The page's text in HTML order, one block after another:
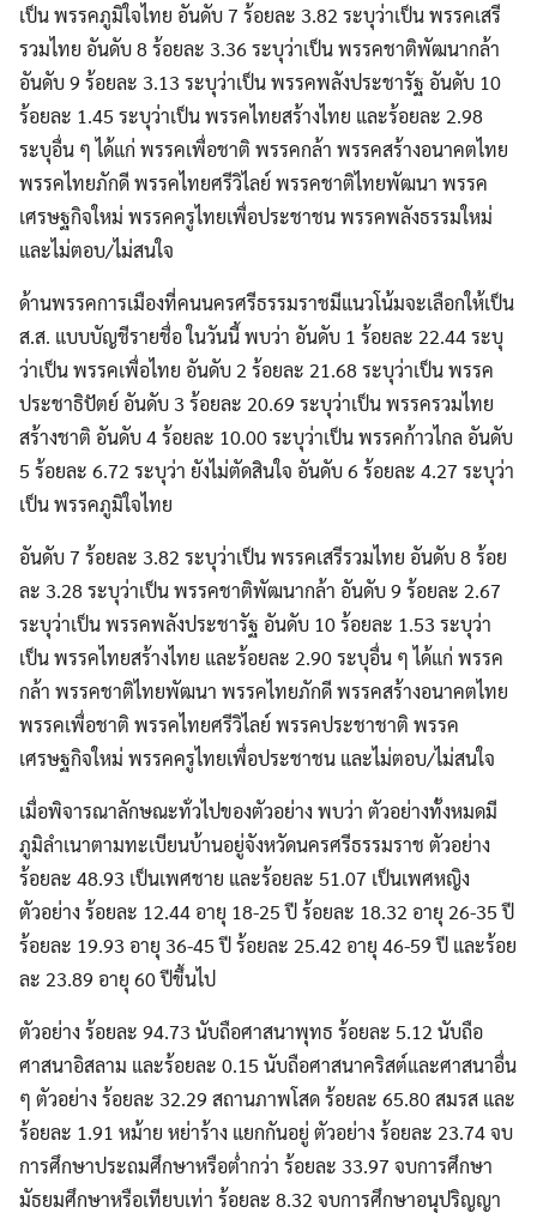
Search
เป็น พรรคภูมิใจไทย อันดับ 7 ร้อยละ 3.82 ระบุว่าเป็น พรรคเสรี
รวมไทย อันดับ 8 ร้อยละ 3.36 ระบุว่าเป็น พรรคชาติพัฒนากล้า
อันดับ 9 ร้อยละ 3.13 ระบุว่าเป็น พรรคพลังประชารัฐ อันดับ 10
ร้อยละ 1.45 ระบุว่าเป็น พรรคไทยสร้างไทย และร้อยละ 2.98
ระบุอื่น ๆ ได้แก่ พรรคเพื่อชาติ พรรคกล้า พรรคสร้างอนาคตไทย
พรรคไทยภักดี พรรคไทยศรีวิไลย์ พรรคชาติไทยพัฒนา พรรค
เศรษฐกิจใหม่ พรรคครูไทยเพื่อประชาชน พรรคพลังธรรมใหม่
และไม่ตอบ/ไม่สนใจ
ด้านพรรคการเมืองที่คนนครศรีธรรมราชมีแนวโน้มจะเลือกให้เป็น
ส.ส. แบบบัญชีรายชื่อ ในวันนี้ พบว่า อันดับ 1 ร้อยละ 22.44 ระบุ
ว่าเป็น พรรคเพื่อไทย อันดับ 2 ร้อยละ 21.68 ระบุว่าเป็น พรรค
ประชาธิปัตย์ อันดับ 3 ร้อยละ 20.69 ระบุว่าเป็น พรรครวมไทย
สร้างชาติ อันดับ 4 ร้อยละ 10.00 ระบุว่าเป็น พรรคก้าวไกล อันดับ
5 ร้อยละ 6.72 ระบุว่า ยังไม่ตัดสินใจ อันดับ 6 ร้อยละ 4.27 ระบุว่า
เป็น พรรคภูมิใจไทย
อันดับ 7 ร้อยละ 3.82 ระบุว่าเป็น พรรคเสรีรวมไทย อันดับ 8 ร้อย
ละ 3.28 ระบุว่าเป็น พรรคชาติพัฒนากล้า อันดับ 9 ร้อยละ 2.67
ระบุว่าเป็น พรรคพลังประชารัฐ อันดับ 10 ร้อยละ 1.53 ระบุว่า
เป็น พรรคไทยสร้างไทย และร้อยละ 2.90 ระบุอื่น ๆ ได้แก่ พรรค
กล้า พรรคชาติไทยพัฒนา พรรคไทยภักดี พรรคสร้างอนาคตไทย
พรรคเพื่อชาติ พรรคไทยศรีวิไลย์ พรรคประชาชาติ พรรค
เศรษฐกิจใหม่ พรรคครูไทยเพื่อประชาชน และไม่ตอบ/ไม่สนใจ
เมื่อพิจารณาลักษณะทั่วไปของตัวอย่าง พบว่า ตัวอย่างทั้งหมดมี
ภูมิลำเนาตามทะเบียนบ้านอยู่จังหวัดนครศรีธรรมราช ตัวอย่าง
ร้อยละ 48.93 เป็นเพศชาย และร้อยละ 51.07 เป็นเพศหญิง
ตัวอย่าง ร้อยละ 12.44 อายุ 18-25 ปี ร้อยละ 18.32 อายุ 26-35 ปี
ร้อยละ 19.93 อายุ 36-45 ปี ร้อยละ 25.42 อายุ 46-59 ปี และร้อย
ละ 23.89 อายุ 60 ปีขึ้นไป
ตัวอย่าง ร้อยละ 94.73 นับถือศาสนาพุทธ ร้อยละ 5.12 นับถือ
ศาสนาอิสลาม และร้อยละ 0.15 นับถือศาสนาคริสต์และศาสนาอื่น
ๆ ตัวอย่าง ร้อยละ 32.29 สถานภาพโสด ร้อยละ 65.80 สมรส และ
ร้อยละ 1.91 หม้าย หย่าร้าง แยกกันอยู่ ตัวอย่าง ร้อยละ 23.74 จบ
การศึกษาประถมศึกษาหรือต่ำกว่า ร้อยละ 33.97 จบการศึกษา
มัธยมศึกษาหรือเทียบเท่า ร้อยละ 8.32 จบการศึกษาอนุปริญญา